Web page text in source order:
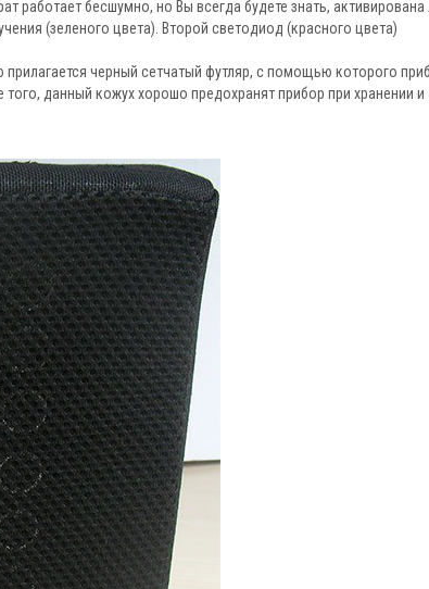
работает бесшумно, но Вы всегда будете знать, активирована
(зеленого цвета). Второй светодиод (красного цвета)
прилагается черный сетчатый футляр, с помощью которого
данный кожух хорошо предохранят прибор при хранении и